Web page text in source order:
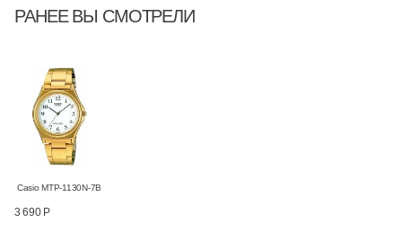
РАНЕЕ ВЫ СМОТРЕЛИ
Casio MTP-1130N-7B
3 690 Р